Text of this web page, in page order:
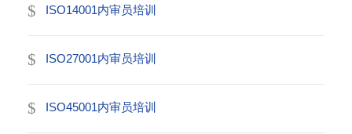
ISO14001内审员培训
ISO27001内审员培训
ISO45001内审员培训